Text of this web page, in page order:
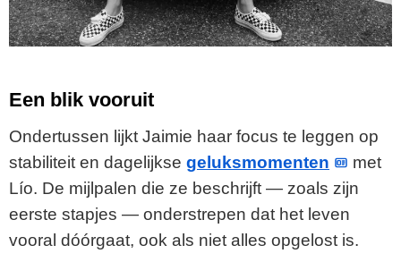
Een blik vooruit
Ondertussen lijkt Jaimie haar focus te leggen op
stabiliteit en dagelijkse geluksmomenten
met
Lío. De mijlpalen die ze beschrijft — zoals zijn
eerste stapjes — onderstrepen dat het leven
vooral dóórgaat, ook als niet alles opgelost is.